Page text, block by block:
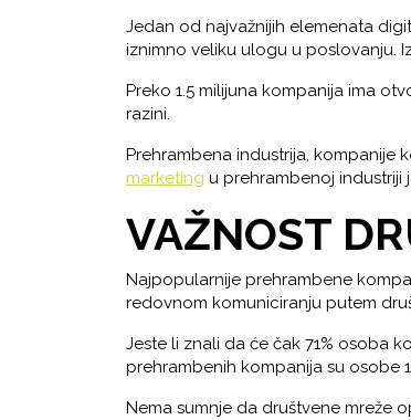
Jedan od najvažnijih elemenata
iznimno veliku ulogu u poslovanju.
Preko 1.5 milijuna kompanija ima
razini.
Prehrambena industrija, kompanije
marketing u prehrambenoj industriji
VAŽNOST
Najpopularnije prehrambene
redovnom komuniciranju putem
Jeste li znali da će čak 71% osoba
prehrambenih kompanija su osobe
Nema sumnje da društvene mreže